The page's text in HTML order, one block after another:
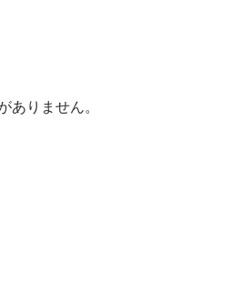
ありません。